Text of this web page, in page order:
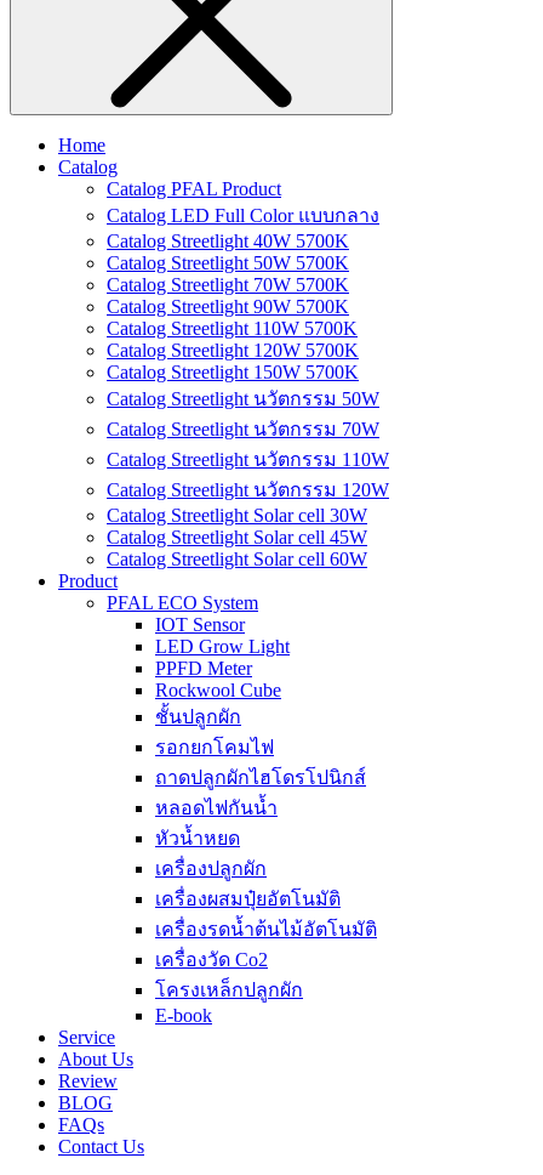
Home
Catalog
Catalog PFAL Product
Catalog LED Full Color แบบกลาง
Catalog Streetlight 40W 5700K
Catalog Streetlight 50W 5700K
Catalog Streetlight 70W 5700K
Catalog Streetlight 90W 5700K
Catalog Streetlight 110W 5700K
Catalog Streetlight 120W 5700K
Catalog Streetlight 150W 5700K
Catalog Streetlight นวัตกรรม 50W
Catalog Streetlight นวัตกรรม 70W
Catalog Streetlight นวัตกรรม 110W
Catalog Streetlight นวัตกรรม 120W
Catalog Streetlight Solar cell 30W
Catalog Streetlight Solar cell 45W
Catalog Streetlight Solar cell 60W
Product
PFAL ECO System
IOT Sensor
LED Grow Light
PPFD Meter
Rockwool Cube
ชั้นปลูกผัก
รอกยกโคมไฟ
ถาดปลูกผักไฮโดรโปนิกส์
หลอดไฟกันน้ำ
หัวน้ำหยด
เครื่องปลูกผัก
เครื่องผสมปุ๋ยอัตโนมัติ
เครื่องรดน้ำต้นไม้อัตโนมัติ
เครื่องวัด Co2
โครงเหล็กปลูกผัก
E-book
Service
About Us
Review
BLOG
FAQs
Contact Us